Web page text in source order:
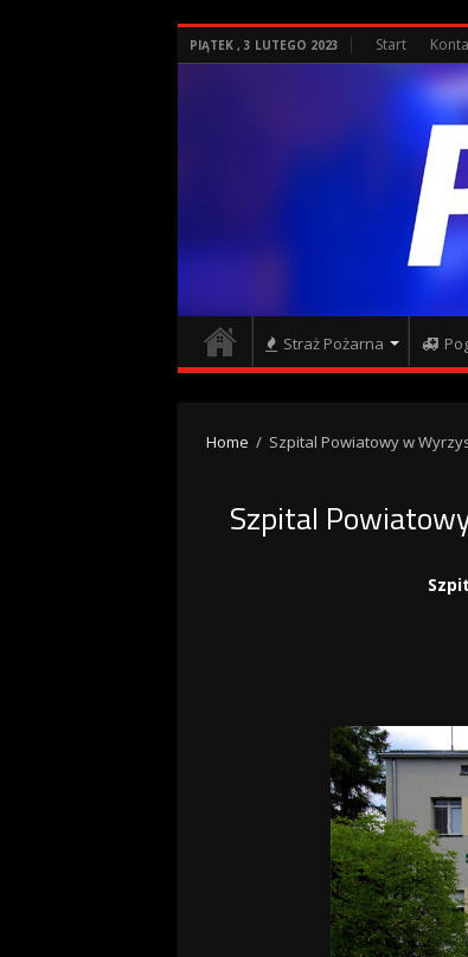
PIĄTEK , 3 LUTEGO 2023 Start
Straż Pożarna
Home / Szpital Powiatowy w
Szpital